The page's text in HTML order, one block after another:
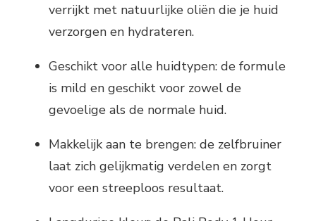
verrijkt met natuurlijke oliën die je huid
verzorgen en hydrateren.
Geschikt voor alle huidtypen: de formule
is mild en geschikt voor zowel de
gevoelige als de normale huid.
Makkelijk aan te brengen: de zelfbruiner
laat zich gelijkmatig verdelen en zorgt
voor een streeploos resultaat.